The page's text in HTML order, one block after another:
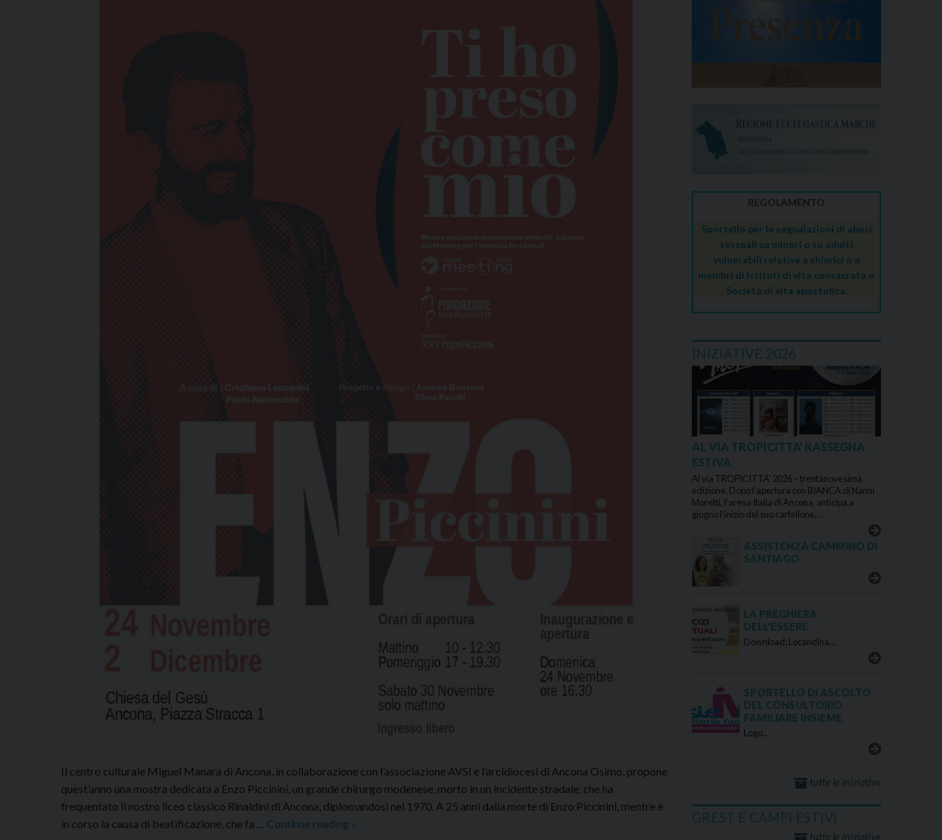
Il centro culturale Miguel Manara di Ancona, in collaborazione con l’associazione AVSI e l’arcidiocesi di Ancona Osimo, propone
quest’anno una mostra dedicata a Enzo Piccinini, un grande chirurgo modenese, morto in un incidente stradale, che ha
frequentato il nostro liceo classico Rinaldini di Ancona, diplomandosi nel 1970. A 25 anni dalla morte di Enzo Piccinini, mentre è
in corso la causa di beatificazione, che fa … Continue reading MOSTRA
»
REGOLAMENTO
Sportello per le segnalazioni di abusi
sessuali su minori o su adulti
vulnerabili relative a chierici o a
membri di Istituti di vita consacrata o
Società di vita apostolica.
INIZIATIVE 2026
AL VIA TROPICITTA’ RASSEGNA
ESTIVA
Al via TROPICITTA’ 2026 – trentanovesima
edizione. Dopo l’apertura con BIANCA di Nanni
Moretti, l’arena Italia di Ancona, anticipa a
giugno l’inizio del suo cartellone…
ASSISTENZA CAMMINO DI
SANTIAGO
LA PREGHIERA
DELL’ESSERE
Download: Locandina…
SPORTELLO DI ASCOLTO
DEL CONSULTORIO
FAMILIARE INSIEME
Logo…
tutte le iniziative
GREST E CAMPI ESTIVI
tutte le iniziative